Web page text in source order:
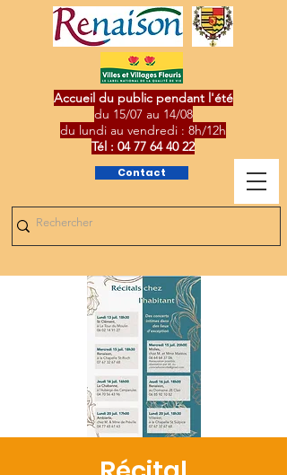
Contact
Accueil du public pendant l'été
du 15/07 au 14/08
du lundi au vendredi : 8h/12h
Tél : 04 77 64 40 22